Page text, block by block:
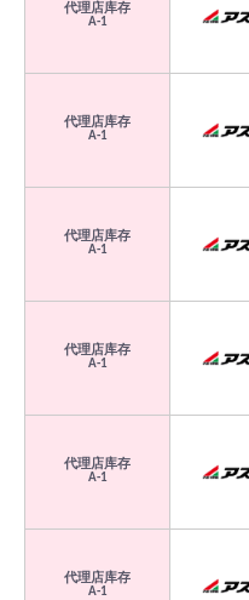
代理店库存
A-1
代理店库存
A-1
代理店库存
A-1
代理店库存
A-1
代理店库存
A-1
代理店库存
A-1